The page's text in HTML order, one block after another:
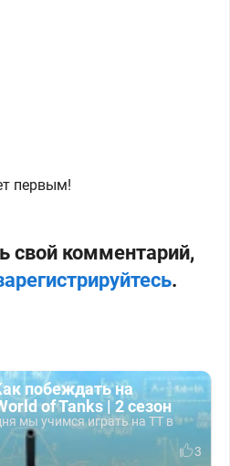
первым!
свой комментарий,
.
побеждать на
of Tanks | 2 сезон
мы учимся играть на ТТ в
3